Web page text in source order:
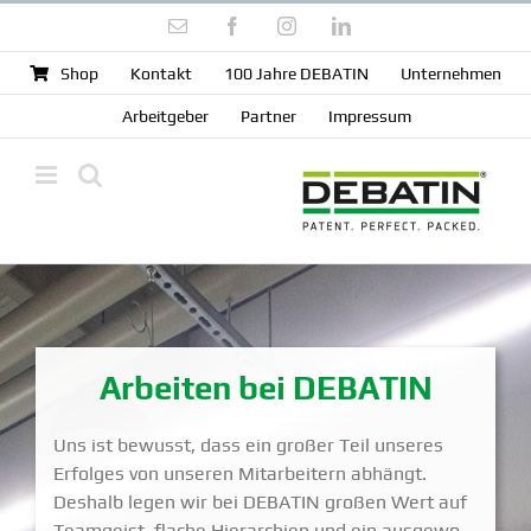
springen
E-
FacebookInstagramLinkedIn
Shop Kontakt 100 Jahre DEBATIN Unter­nehmen
Arbeit­geber Partner Impressum
Arbeiten bei DEBATIN
Uns ist bewusst, dass ein großer Teil unseres
Erfolges von unseren Mitar­beitern abhängt.
Deshalb legen wir bei DEBATIN großen Wert auf